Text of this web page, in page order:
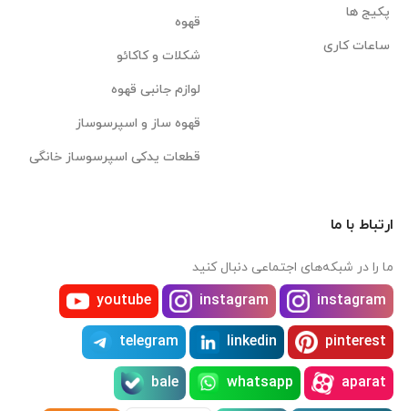
پکیج ها
ساعات کاری
قهوه
شکلات و کاکائو
لوازم جانبی قهوه
قهوه ساز و اسپرسوساز
قطعات یدکی اسپرسوساز خانگی
ارتباط با ما
ما را در شبکه‌های اجتماعی دنبال کنید
instagram
instagram
youtube
pinterest
linkedin
telegram
aparat
whatsapp
bale